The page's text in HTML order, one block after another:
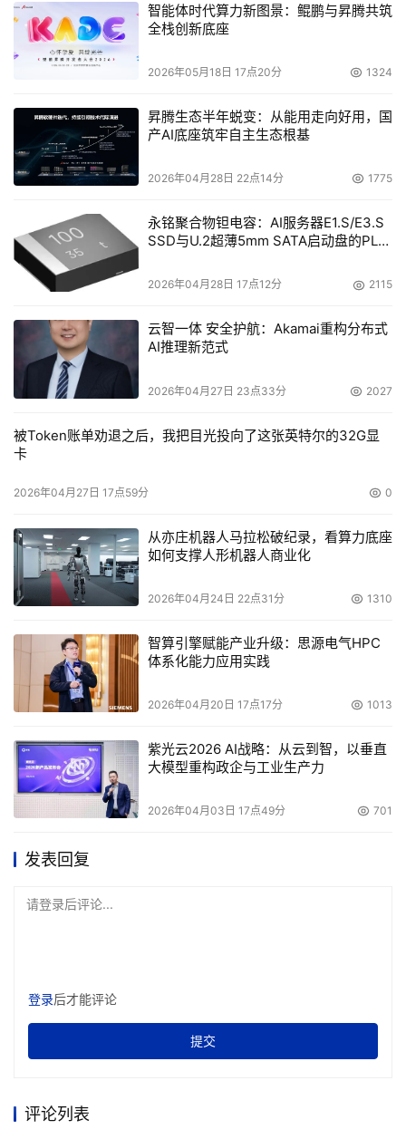
电源要求：
操作环境规范：
外观尺寸：
安全认证：
系统兼容性：
本文来源于DOIT传媒，文章内容仅供参考，不构成投资建议。
智能体时代算力新图景：鲲鹏与昇腾共筑
全栈创新底座
2026年05月18日 17点20分 1324
昇腾生态半年蜕变：从能用走向好用，国
产AI底座筑牢自主生态根基
2026年04月28日 22点14分 1775
永铭聚合物钽电容：AI服务器E1.S/E3.S
SSD与U.2超薄5mm SATA启动盘的PLP
2026年04月28日 17点12分 2115
云智一体 安全护航：Akamai重构分布式
AI推理新范式
2026年04月27日 23点33分 2027
被Token账单劝退之后，我把目光投向了这张英特尔的32G显
卡
2026年04月27日 17点59分 0
从亦庄机器人马拉松破纪录，看算力底座
如何支撑人形机器人商业化
2026年04月24日 22点31分 1310
智算引擎赋能产业升级：思源电气HPC
体系化能力应用实践
2026年04月20日 17点17分 1013
紫光云2026 AI战略：从云到智，以垂直
大模型重构政企与工业生产力
2026年04月03日 17点49分 701
发表回复
请登录后评论...
登录后才能评论
提交
评论列表